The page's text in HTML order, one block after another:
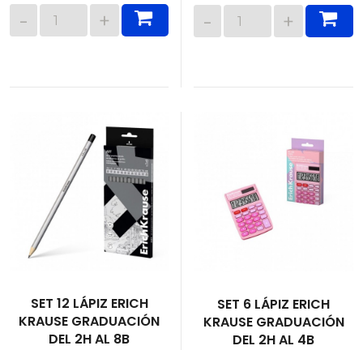
SET 12 LÁPIZ ERICH
KRAUSE GRADUACIÓN
DEL 2H AL 8B
SET 6 LÁPIZ ERICH
KRAUSE GRADUACIÓN
DEL 2H AL 4B